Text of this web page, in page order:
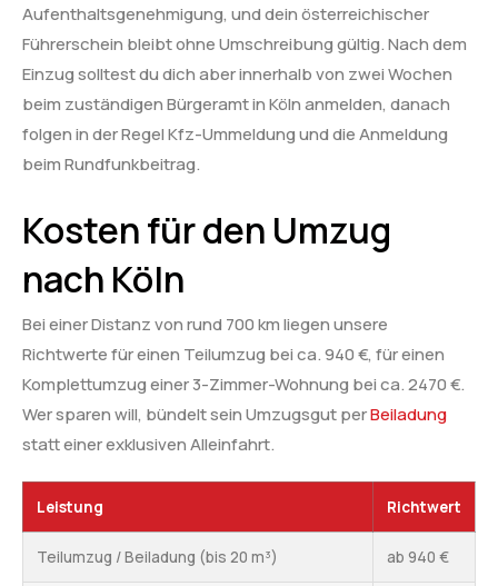
Aufenthaltsgenehmigung, und dein österreichischer
Führerschein bleibt ohne Umschreibung gültig. Nach dem
Einzug solltest du dich aber innerhalb von zwei Wochen
beim zuständigen Bürgeramt in Köln anmelden, danach
folgen in der Regel Kfz-Ummeldung und die Anmeldung
beim Rundfunkbeitrag.
Kosten für den Umzug
nach Köln
Bei einer Distanz von rund 700 km liegen unsere
Richtwerte für einen Teilumzug bei ca. 940 €, für einen
Komplettumzug einer 3-Zimmer-Wohnung bei ca. 2470 €.
Wer sparen will, bündelt sein Umzugsgut perBeiladung
statt einer exklusiven Alleinfahrt.
Leistung Richtwert
Teilumzug / Beiladung (bis 20 m³) ab 940 €